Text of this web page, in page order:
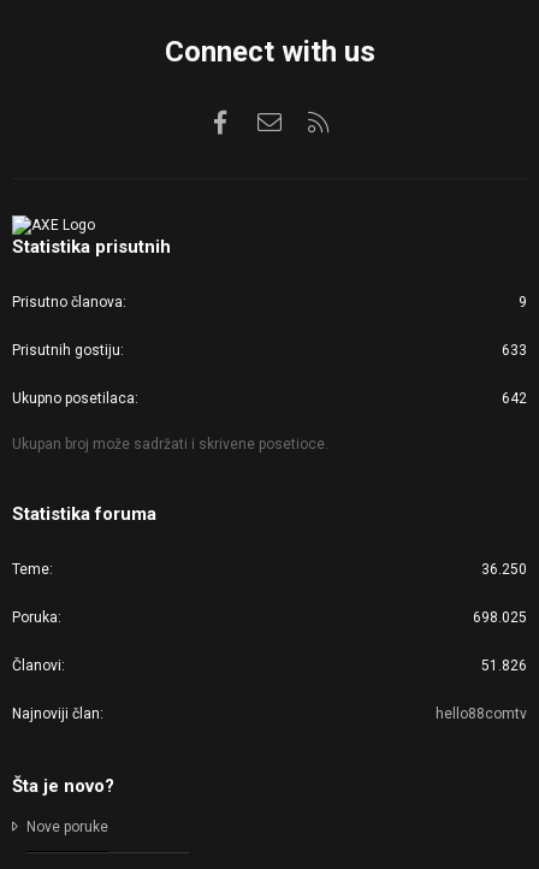
Connect with us
FacebookKontaktirajte nas
Statistika prisutnih
Prisutno članova 9
Prisutnih gostiju 633
Ukupno posetilaca 642
Ukupan broj može sadržati i skrivene posetioce.
Statistika foruma
Teme 36.250
Poruka 698.025
Članovi 51.826
Najnoviji član hello88comtv
Šta je novo?
Nove poruke